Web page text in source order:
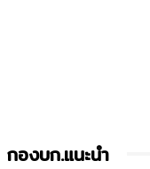
กองบก.แนะนำ